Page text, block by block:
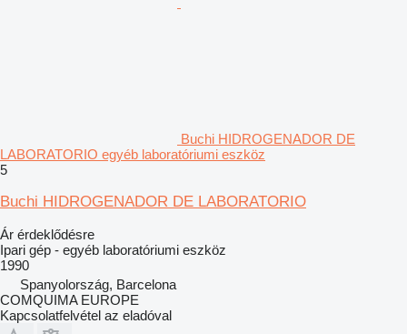
Buchi HIDROGENADOR DE
LABORATORIO egyéb laboratóriumi eszköz
5
Buchi HIDROGENADOR DE LABORATORIO
Ár érdeklődésre
Ipari gép - egyéb laboratóriumi eszköz
1990
Spanyolország, Barcelona
COMQUIMA EUROPE
Kapcsolatfelvétel az eladóval